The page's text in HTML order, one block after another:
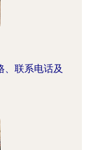
、联系电话及